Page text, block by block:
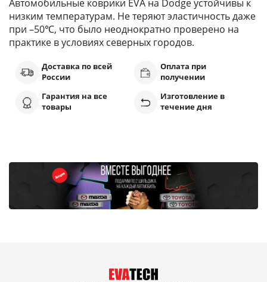
Автомобильные коврики EVA на Dodge устойчивы к
низким температурам. Не теряют эластичность даже
при –50℃, что было неоднократно проверено на
практике в условиях северных городов.
Доставка по всей
России
Оплата при
получении
Гарантия на все
товары
Изготовление в
течение дня